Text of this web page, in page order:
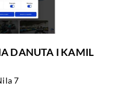
DANUTA I KAMIL
7